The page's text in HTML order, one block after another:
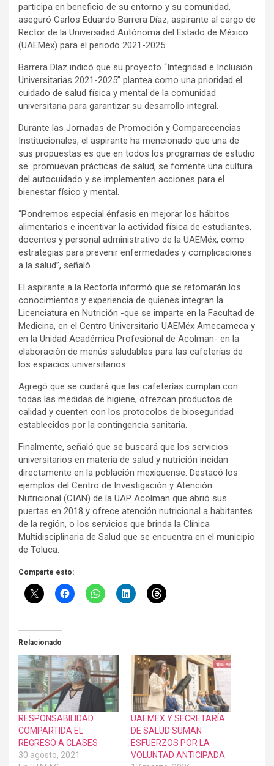
participa en beneficio de su entorno y su comunidad,
aseguró Carlos Eduardo Barrera Díaz, aspirante al cargo de
Rector de la Universidad Autónoma del Estado de México
(UAEMéx) para el periodo 2021-2025.
Barrera Díaz indicó que su proyecto “Integridad e Inclusión
Universitarias 2021-2025” plantea como una prioridad el
cuidado de salud física y mental de la comunidad
universitaria para garantizar su desarrollo integral.
Durante las Jornadas de Promoción y Comparecencias
Institucionales, el aspirante ha mencionado que una de
sus propuestas es que en todos los programas de estudio
se promuevan prácticas de salud, se fomente una cultura
del autocuidado y se implementen acciones para el
bienestar físico y mental.
“Pondremos especial énfasis en mejorar los hábitos
alimentarios e incentivar la actividad física de estudiantes,
docentes y personal administrativo de la UAEMéx, como
estrategias para prevenir enfermedades y complicaciones
a la salud”, señaló.
El aspirante a la Rectoría informó que se retomarán los
conocimientos y experiencia de quienes integran la
Licenciatura en Nutrición -que se imparte en la Facultad de
Medicina, en el Centro Universitario UAEMéx Amecameca y
en la Unidad Académica Profesional de Acolman- en la
elaboración de menús saludables para las cafeterías de
los espacios universitarios.
Agregó que se cuidará que las cafeterías cumplan con
todas las medidas de higiene, ofrezcan productos de
calidad y cuenten con los protocolos de bioseguridad
establecidos por la contingencia sanitaria.
Finalmente, señaló que se buscará que los servicios
universitarios en materia de salud y nutrición incidan
directamente en la población mexiquense. Destacó los
ejemplos del Centro de Investigación y Atención
Nutricional (CIAN) de la UAP Acolman que abrió sus
puertas en 2018 y ofrece atención nutricional a habitantes
de la región, o los servicios que brinda la Clínica
Multidisciplinaria de Salud que se encuentra en el municipio
de Toluca.
Comparte esto:
Relacionado
RESPONSABILIDAD
COMPARTIDA EL
REGRESO A CLASES
30 agosto, 2021
UAEMEX Y SECRETARÍA
DE SALUD SUMAN
ESFUERZOS POR LA
VOLUNTAD ANTICIPADA